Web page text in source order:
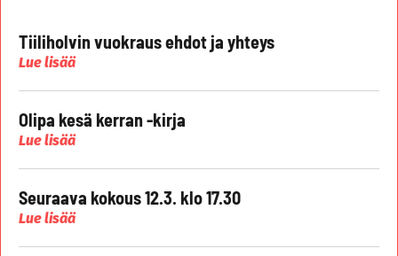
Tiiliholvin vuokraus ehdot ja yhteys
Lue lisää
Olipa kesä kerran -kirja
Lue lisää
Seuraava kokous 12.3. klo 17.30
Lue lisää